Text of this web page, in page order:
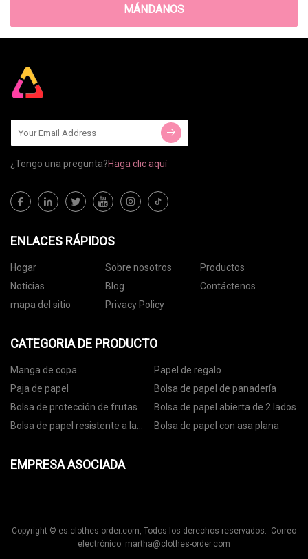
MÁNDANOS
¿Tengo una pregunta?Haga clic aquí
ENLACES RÁPIDOS
Hogar Sobre nosotros
Productos
Noticias
Blog
Contáctenos
mapa del sitio
Privacy Policy
CATEGORIA DE PRODUCTO
Manga de copa
Papel de regalo
Paja de papel
Bolsa de papel de panadería
Bolsa de protección de frutas
Bolsa de papel abierta de 2 lados
Bolsa de papel resistente a la
Bolsa de papel con asa plana
EMPRESA ASOCIADA
Copyright © es.clothes-order.com, Todos los derechos reservados. Correo
electrónico: martha@clothes-order.com